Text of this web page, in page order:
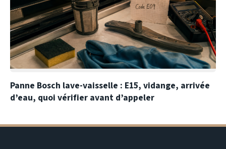
Panne Bosch lave-vaisselle : E15, vidange, arrivée
d’eau, quoi vérifier avant d’appeler